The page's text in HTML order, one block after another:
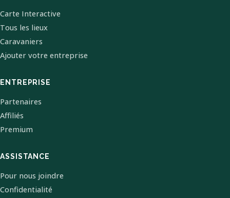
Carte Interactive
Tous les lieux
Caravaniers
Ajouter votre entreprise
ENTREPRISE
Partenaires
Affiliés
Premium
ASSISTANCE
Pour nous joindre
Confidentialité